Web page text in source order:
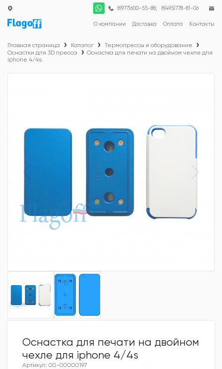
О компании Доставка Оплата Контакты
8(977)600-55-88; 8(495)778-81-06
Главная страница Каталог
Термопрессы и оборудование
Оснастки для 3D пресса
Оснастка для печати на двойном чехле для
iphone 4/4s
Оснастка для печати на двойном
чехле для iphone 4/4s
Артикул: 00-00000197